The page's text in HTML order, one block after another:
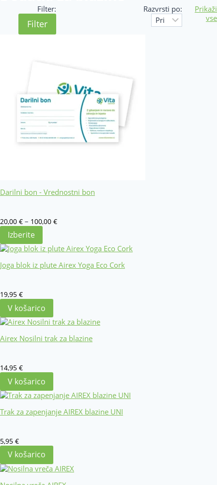
Filter:
Filter
Razvrsti po:
Prikaži
vse
Darilni bon - Vrednostni bon
20,00 € – 100,00 €Cenovni
20,00 €
100,00 €
Izberite
Joga blok iz plute Airex Yoga Eco Cork
19,95 €
V košarico
Airex Nosilni trak za blazine
14,95 €
V košarico
Trak za zapenjanje AIREX blazine UNI
5,95 €
V košarico